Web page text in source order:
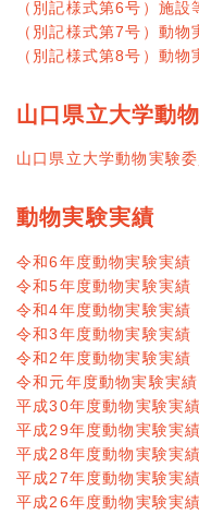
（別記様式第6号）施設
（別記様式第7号）動物
（別記様式第8号）動
山口県立大学動
山口県立大学動物実験
動物実験実績
令和6年度動物実験実績
令和5年度動物実験実績
令和4年度動物実験実績
令和3年度動物実験実績
令和2年度動物実験実績
令和元年度動物実験実績
平成30年度動物実験実績
平成29年度動物実験実績
平成28年度動物実験実績
平成27年度動物実験実績
平成26年度動物実験実績